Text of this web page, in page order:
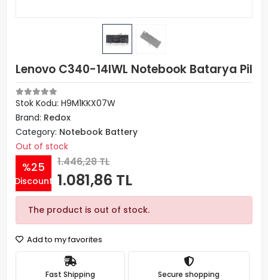
Lenovo C340-14IWL Notebook Batarya Pil
Stok Kodu: H9M1KKX07W
Brand: Redox
Category: Notebook Battery
Out of stock
%25
Discount
1.446,28 TL
1.081,86 TL
The product is out of stock.
Add to my favorites
Fast Shipping Secure shopping